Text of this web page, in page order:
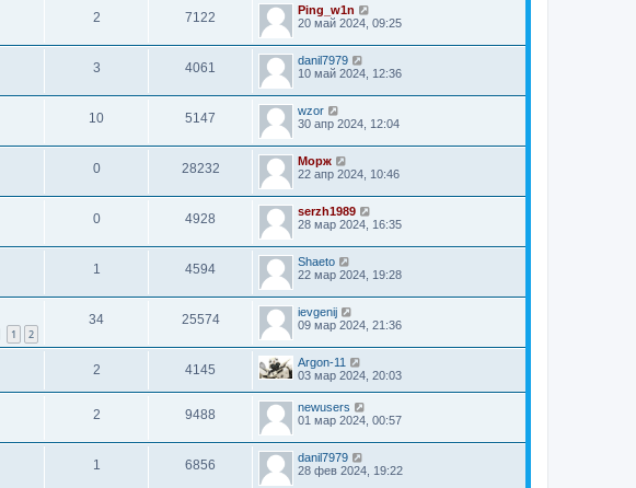
2 7122
Ping_w1n
20 май 2024, 09:25
3 4061
danil7979
10 май 2024, 12:36
10 5147
wzor
30 апр 2024, 12:04
0 28232
Морж
22 апр 2024, 10:46
0 4928
serzh1989
28 мар 2024, 16:35
1 4594
Shaeto
22 мар 2024, 19:28
1 2
34 25574
ievgenij
09 мар 2024, 21:36
2 4145
Argon-11
03 мар 2024, 20:03
2 9488
newusers
01 мар 2024, 00:57
1 6856
danil7979
28 фев 2024, 19:22